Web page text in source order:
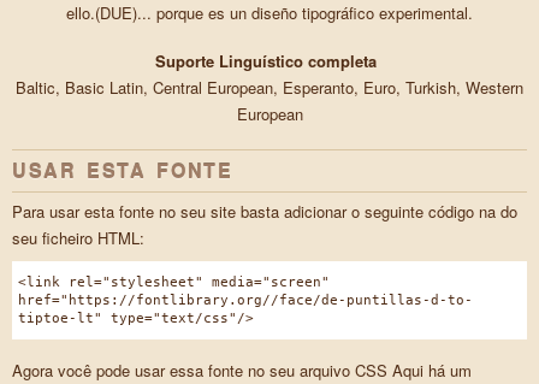
ello.(DUE)... porque es un diseño tipográfico experimental.
Suporte Linguístico completa
Baltic, Basic Latin, Central European, Esperanto, Euro, Turkish, Western
European
USAR ESTA FONTE
Para usar esta fonte no seu site basta adicionar o seguinte código na do
seu ficheiro HTML:
<link rel="stylesheet" media="screen"
href="https://fontlibrary.org//face/de-puntillas-d-to-
tiptoe-lt" type="text/css"/>
Agora você pode usar essa fonte no seu arquivo CSS Aqui há um